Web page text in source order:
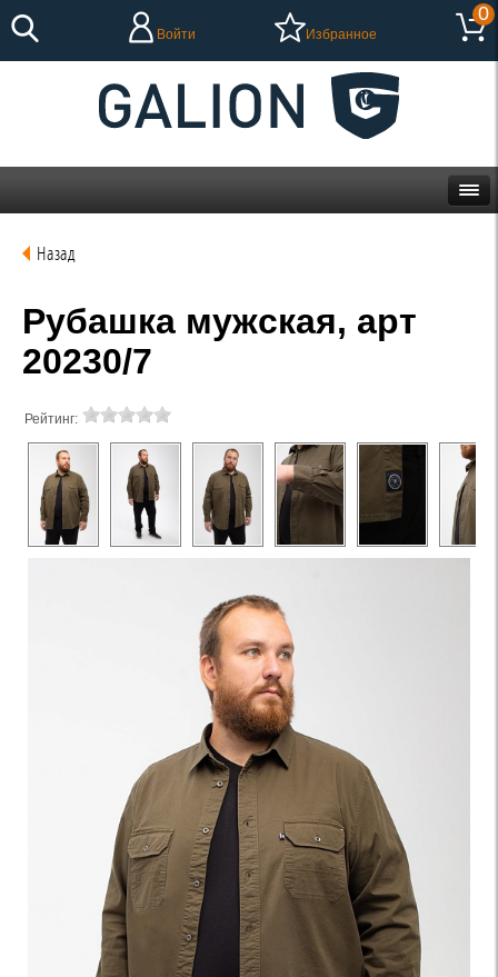
Войти Избранное
0
Назад
Рубашка мужская, арт
20230/7
Рейтинг: